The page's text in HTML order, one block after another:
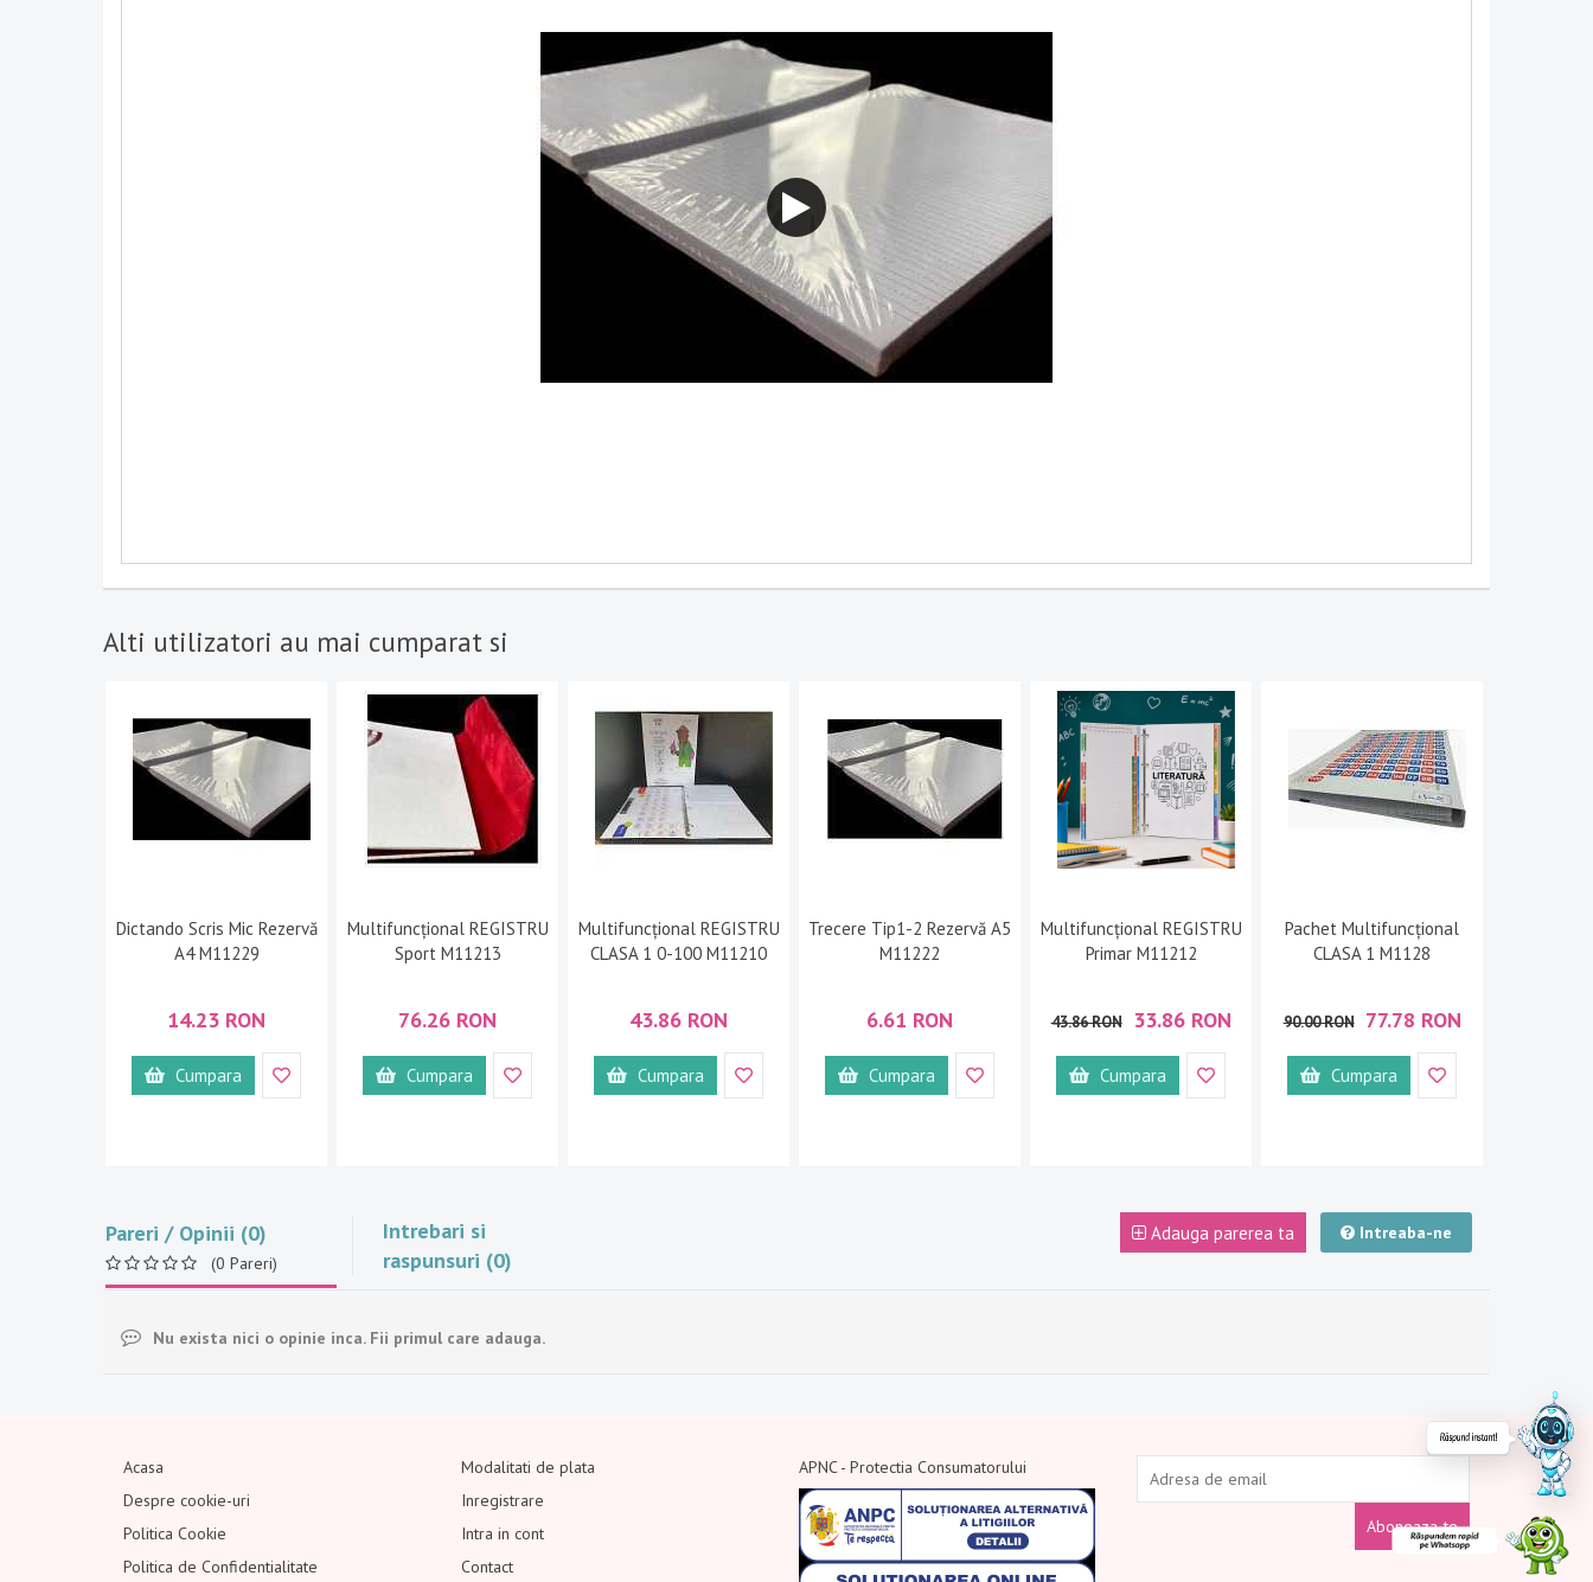
Alti utilizatori au mai cumparat si
Dictando Scris Mic Rezervă
A4 M11229
14.23 RON
Cumpara
Multifuncțional REGISTRU
Sport M11213
76.26 RON
Cumpara
Multifuncțional REGISTRU
CLASA 1 0-100 M11210
43.86 RON
Cumpara
Trecere Tip1-2 Rezervă A5
M11222
6.61 RON
Cumpara
Multifuncțional REGISTRU
Primar M11212
43.86 RON 33.86 RON
Cumpara
Pachet Multifuncțional
CLASA 1 M1128
90.00 RON 77.78 RON
Cumpara
Pareri / Opinii (0)
(0 Pareri)
Intrebari si
raspunsuri (0)
Adauga parerea ta Intreaba-ne
Nu exista nici o opinie inca. Fii primul care adauga.
Acasa
Despre cookie-uri
Politica Cookie
Politica de Confidentialitate
Modalitati de plata
Inregistrare
Intra in cont
Contact
APNC - Protectia Consumatorului
Aboneaza-te